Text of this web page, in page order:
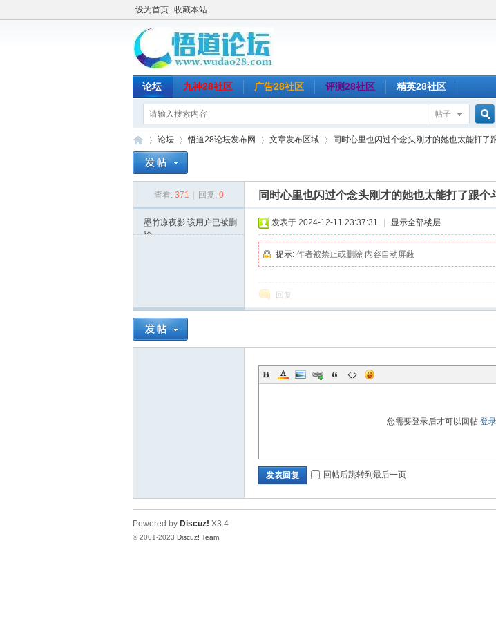
设为首页 收藏本站
论坛 九神28社区 广告28社区 评测28社区 精英28社区
帖子
搜
索
道
论坛
›
悟道28论坛发布网 文章发布区域
›
同时心里也闪过个念头刚才的她也太能打了
查看: 371 回复: 0 同时心里也闪过个念头刚才的她也太能打了跟个
墨竹凉夜影 该用户已被删
除
发表于 2024-12-11 23:37:31 显示全部楼层
提示: 作者被禁止或删除 内容自动屏蔽
回复
您需要登录后才可以回帖 登录
发表回复 回帖后跳转到最后一页
Powered by Discuz! X3.4
© 2001-2023 Discuz! Team